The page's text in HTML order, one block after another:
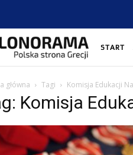
START
główna Tagi Komisja Edukacji
Komisja